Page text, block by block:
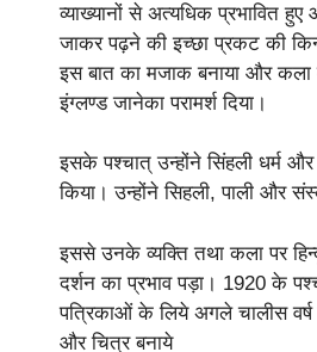
व्याख्यानों से अत्यधिक प्रभावित
जाकर पढ़ने की इच्छा प्रकट की
इस बात का मजाक बनाया और कला
इंग्लण्ड जानेका परामर्श दिया।
इसके पश्चात् उन्होंने सिंहली धर्म
किया। उन्होंने सिहली, पाली और
इससे उनके व्यक्ति तथा कला पर
दर्शन का प्रभाव पड़ा। 1920 के
पत्रिकाओं के लिये अगले चालीस
और चित्र बनाये